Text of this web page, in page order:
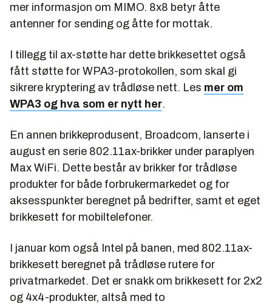
mer informasjon om MIMO. 8x8 betyr åtte
antenner for sending og åtte for mottak.
I tillegg til ax-støtte har dette brikkesettet også
fått støtte for WPA3-protokollen, som skal gi
sikrere kryptering av trådløse nett. Les mer om
WPA3 og hva som er nytt her.
En annen brikkeprodusent, Broadcom, lanserte i
august en serie 802.11ax-brikker under paraplyen
Max WiFi. Dette består av brikker for trådløse
produkter for både forbrukermarkedet og for
aksesspunkter beregnet på bedrifter, samt et eget
brikkesett for mobiltelefoner.
I januar kom også Intel på banen, med 802.11ax-
brikkesett beregnet på trådløse rutere for
privatmarkedet. Det er snakk om brikkesett for 2x2
og 4x4-produkter, altså med to